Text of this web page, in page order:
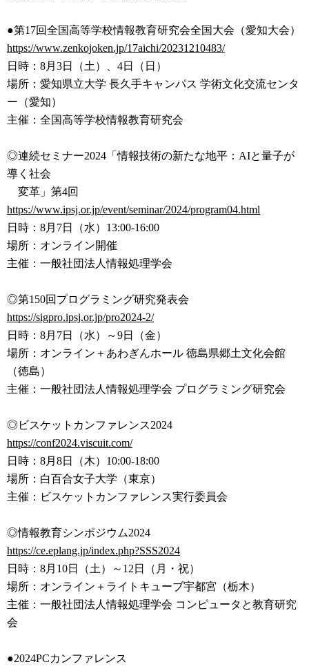
●第17回全国高等学校情報教育研究会全国大会（愛知大会）
https://www.zenkojoken.jp/17aichi/20231210483/
日時：8月3日（土）、4日（日）
場所：愛知県立大学 長久手キャンパス 学術文化交流センタ
ー（愛知）
主催：全国高等学校情報教育研究会
◎連続セミナー2024「情報技術の新たな地平：AIと量子が
導 く社会
変革」第4回
https://www.ipsj.or.jp/event/seminar/2024/program04.html
日時：8月7日（水）13:00-16:00
場所：オンライン開催
主催：一般社団法人情報処理学会
◎第150回プログラミング研究発表会
https://sigpro.ipsj.or.jp/pro2024-2/
日時：8月7日（水）～9日（金）
場所：オンライン＋あわぎんホール 徳島県郷土文化会館
（徳島）
主催：一般社団法人情報処理学会 プログラミング研究会
◎ビスケットカンファレンス2024
https://conf2024.viscuit.com/
日時：8月8日（木）10:00-18:00
場所：白百合女子大学（東京）
主催：ビスケットカンファレンス実行委員会
◎情報教育シンポジウム2024
https://ce.eplang.jp/index.php?SSS2024
日時：8月10日（土）～12日（月・祝）
場所：オンライン＋ライトキューブ宇都宮（栃木）
主催：一般社団法人情報処理学会 コンピュータと教育研究
会
●2024PCカンファレンス